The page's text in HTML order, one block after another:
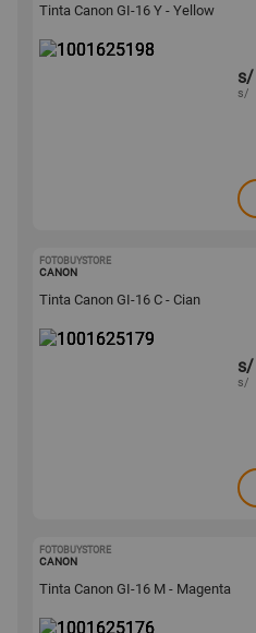
Tinta Canon GI-16 Y - Yellow
s/
s/
FOTOBUYSTORE
CANON
Tinta Canon GI-16 C - Cian
s/
s/
FOTOBUYSTORE
CANON
Tinta Canon GI-16 M - Magenta